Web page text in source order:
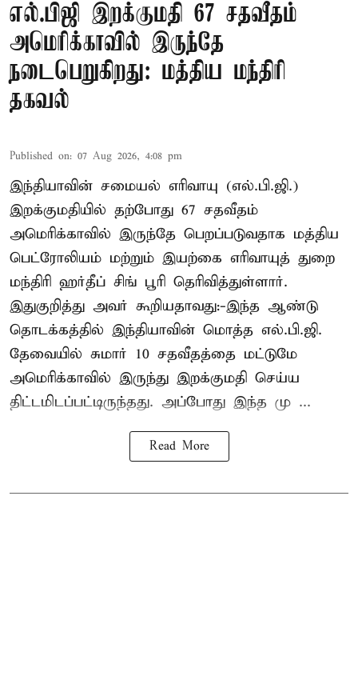
எல்.பிஜி இறக்குமதி 67 சதவீதம்
அமெரிக்காவில் இருந்தே
நடைபெறுகிறது: மத்திய மந்திரி
தகவல்
Published on: 07 Aug 2026, 4:08 pm
இந்தியாவின் சமையல் எரிவாயு (எல்.பி.ஜி.)
இறக்குமதியில் தற்போது 67 சதவீதம்
அமெரிக்காவில் இருந்தே பெறப்படுவதாக மத்திய
பெட்ரோலியம் மற்றும் இயற்கை எரிவாயுத் துறை
மந்திரி ஹர்தீப் சிங் பூரி தெரிவித்துள்ளார்.
இதுகுறித்து அவர் கூறியதாவது:-இந்த ஆண்டு
தொடக்கத்தில் இந்தியாவின் மொத்த எல்.பி.ஜி.
தேவையில் சுமார் 10 சதவீதத்தை மட்டுமே
அமெரிக்காவில் இருந்து இறக்குமதி செய்ய
திட்டமிடப்பட்டிருந்தது. அப்போது இந்த மு ...
Read More